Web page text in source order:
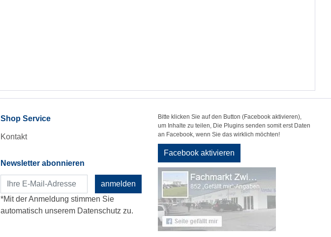
Shop Service
Kontakt
Newsletter abonnieren
anmelden
*Mit der Anmeldung stimmen Sie
automatisch unserem Datenschutz zu.
Bitte klicken Sie auf den Button (Facebook aktivieren),
um Inhalte zu teilen, Die Plugins senden somit erst Daten
an Facebook, wenn Sie das wirklich möchten!
Facebook aktivieren